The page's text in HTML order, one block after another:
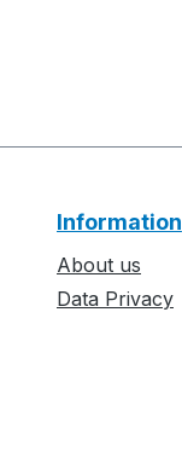
Information
About us
Data Privacy